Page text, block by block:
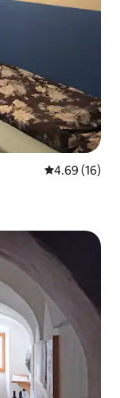
Calificación
4.69 (16)